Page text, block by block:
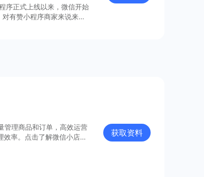
序正式上线以来，微信开始
有赞小程序商家来说来
管理商品和订单，高效运营
率。点击了解微信小店批
获取资料